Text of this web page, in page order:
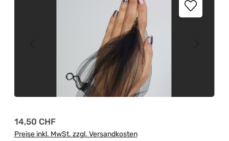
Regulärer Preis:
14,50 CHF
Preise inkl. MwSt. zzgl. Versandkosten